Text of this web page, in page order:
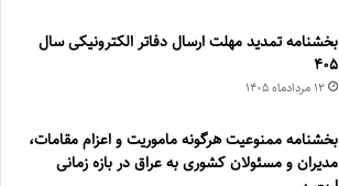
بخشنامه تمدید مهلت ارسال دفاتر الکترونیکی سال
۴۰۵
۱۲ مرداد‌ماه ۱۴۰۵
بخشنامه ممنوعیت هرگونه ماموریت و اعزام مقامات،
مدیران و مسئولان کشوری به عراق در بازه زمانی